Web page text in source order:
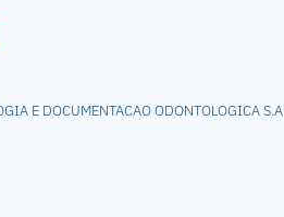
E DOCUMENTACAO ODONTOLOGICA S.A